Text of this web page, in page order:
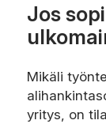
Jos
Mikäli
yritys, on